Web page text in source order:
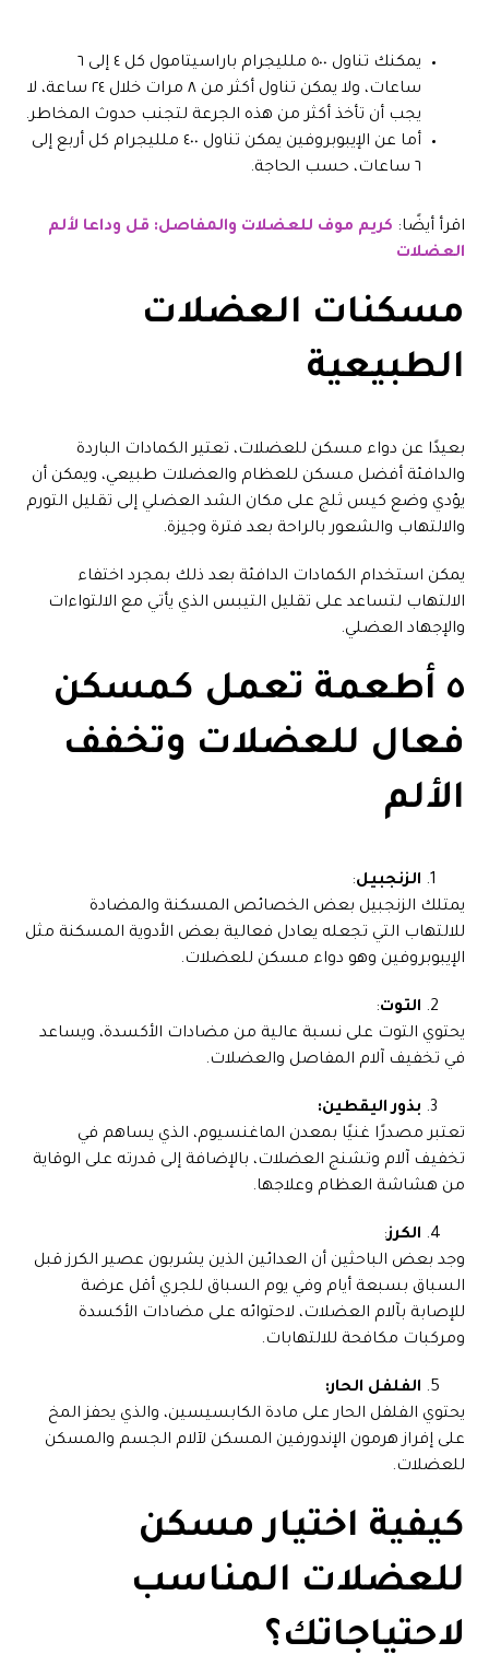
يمكنك تناول ٥٠٠ ملليجرام باراسيتامول كل ٤ إلى ٦
ساعات، ولا يمكن تناول أكثر من ٨ مرات خلال ٢٤ ساعة، لا
يجب أن تأخذ أكثر من هذه الجرعة لتجنب حدوث المخاطر.
أما عن الإيبوبروفين يمكن تناول ٤٠٠ ملليجرام كل أربع إلى
٦ ساعات، حسب الحاجة.
اقرأ أيضًا: كريم موف للعضلات والمفاصل: قل وداعا لألم
العضلات
مسكنات العضلات
الطبيعية
بعيدًا عن دواء مسكن للعضلات، تعتير الكمادات الباردة
والدافئة أفضل مسكن للعظام والعضلات طبيعي، ويمكن أن
يؤدي وضع كيس ثلج على مكان الشد العضلي إلى تقليل التورم
والالتهاب والشعور بالراحة بعد فترة وجيزة.
يمكن استخدام الكمادات الدافئة بعد ذلك بمجرد اختفاء
الالتهاب لتساعد على تقليل التيبس الذي يأتي مع الالتواءات
والإجهاد العضلي.
٥ أطعمة تعمل كمسكن
فعال للعضلات وتخفف
الألم
الزنجبيل:
يمتلك الزنجبيل بعض الخصائص المسكنة والمضادة
للالتهاب التي تجعله يعادل فعالية بعض الأدوية المسكنة مثل
الإيبوبروفين وهو دواء مسكن للعضلات.
التوت:
يحتوي التوت على نسبة عالية من مضادات الأكسدة، ويساعد
في تخفيف آلام المفاصل والعضلات.
بذور اليقطين:
تعتبر مصدرًا غنيًا بمعدن الماغنسيوم، الذي يساهم في
تخفيف آلام وتشنج العضلات، بالإضافة إلى قدرته على الوقاية
من هشاشة العظام وعلاجها.
الكرز:
وجد بعض الباحثين أن العدائين الذين يشربون عصير الكرز قبل
السباق بسبعة أيام وفي يوم السباق للجري أقل عرضة
للإصابة بآلام العضلات، لاحتوائه على مضادات الأكسدة
ومركبات مكافحة للالتهابات.
الفلفل الحار:
يحتوي الفلفل الحار على مادة الكابسيسين، والذي يحفز المخ
على إفراز هرمون الإندورفين المسكن لآلام الجسم والمسكن
للعضلات.
كيفية اختيار مسكن
للعضلات المناسب
لاحتياجاتك؟